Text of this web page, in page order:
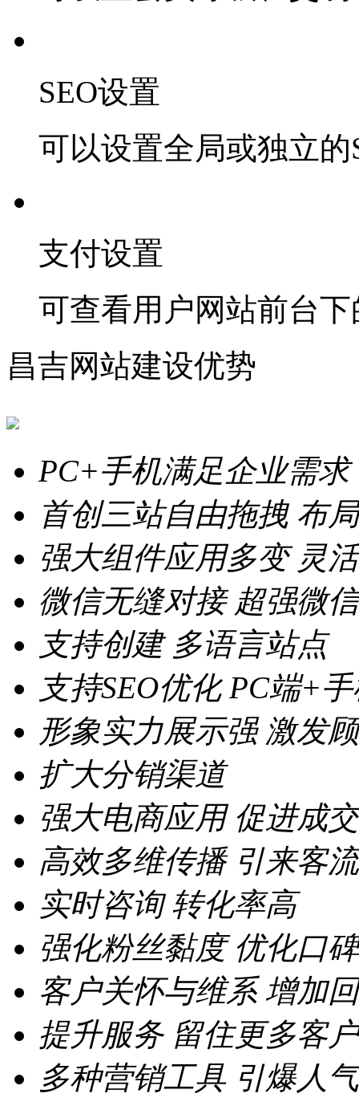
SEO设置
可以设置全局或独立
支付设置
可查看用户网站前台
昌吉网站建设优势
PC+手机满足企业需求
首创三站自由拖拽 布
强大组件应用多变 灵
微信无缝对接 超强微
支持创建 多语言站点
支持SEO优化 PC端+
形象实力展示强 激发
扩大分销渠道
强大电商应用 促进成交
高效多维传播 引来客
实时咨询 转化率高
强化粉丝黏度 优化口
客户关怀与维系 增加
提升服务 留住更多客户
多种营销工具 引爆人气